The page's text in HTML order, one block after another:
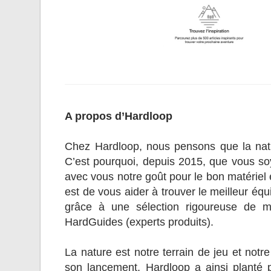
A propos d’Hardloop
Chez Hardloop, nous pensons que la
C’est pourquoi, depuis 2015, que vous
avec vous notre goût pour le bon
est de vous aider à trouver le meilleur
grâce à une sélection rigoureuse de
HardGuides (experts produits).
La nature est notre terrain de jeu et
son lancement, Hardloop a ainsi